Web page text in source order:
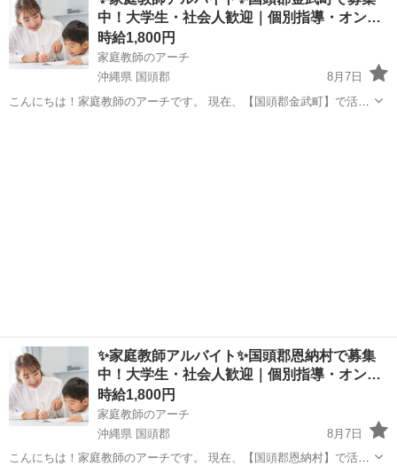
製品の個数を確認し梱包す...中！大学生・社会人歓迎｜個別指導・オン…
時給1,800円
家庭教師のアーチ
沖縄県 国頭郡
8月7日
こんにちは！家庭教師のアーチです。 現在、【国頭郡金武町】で活躍
✨家庭教師アルバイト✨国頭郡恩納村で募集
中！大学生・社会人歓迎｜個別指導・オン…
時給1,800円
家庭教師のアーチ
沖縄県 国頭郡
8月7日
こんにちは！家庭教師のアーチです。 現在、【国頭郡恩納村】で活躍